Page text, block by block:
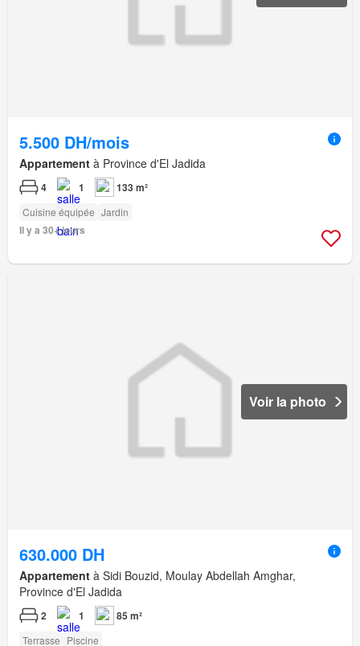
5.500 DH/mois
Appartement à Province d'El Jadida
4 1 133 m²
Cuisine équipée Jardin
Il y a 30+ jours
Voir la photo
630.000 DH
Appartement à Sidi Bouzid, Moulay Abdellah Amghar,
Province d'El Jadida
2 1 85 m²
Terrasse Piscine